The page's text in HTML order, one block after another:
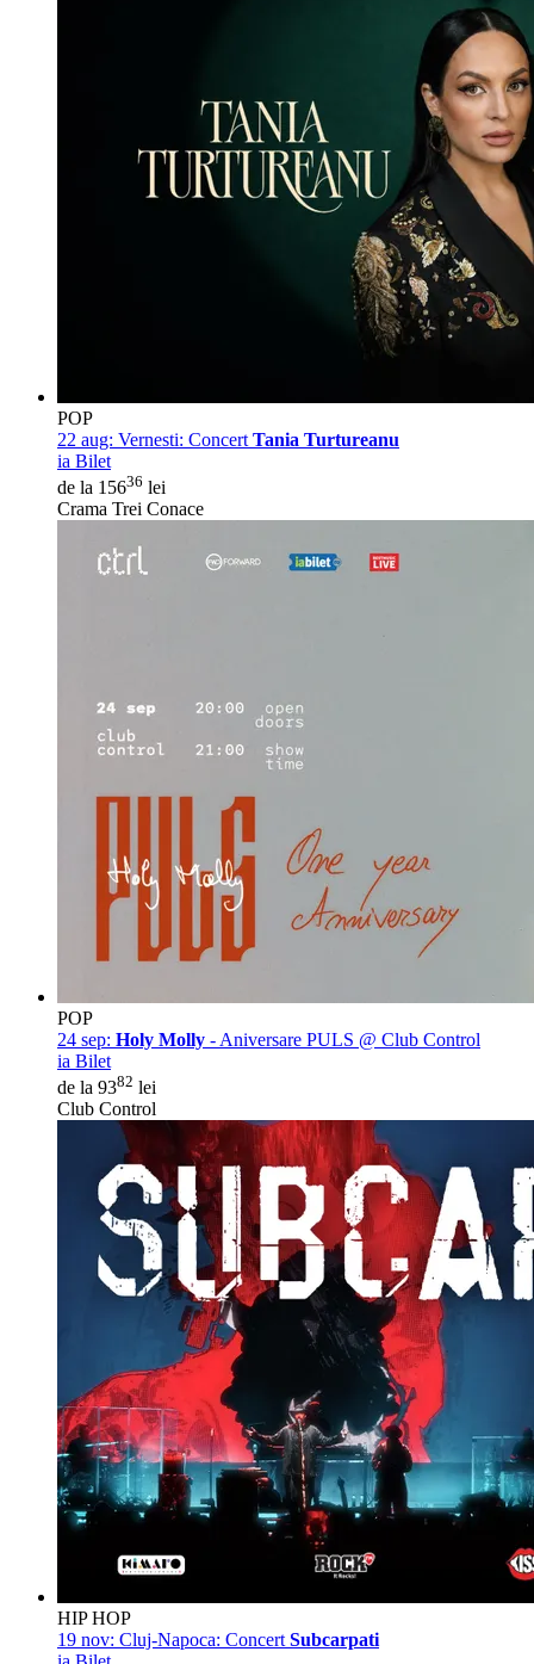
POP
22 aug: Vernesti: Concert Tania Turtureanu
ia Bilet
de la 15636 lei
Crama Trei Conace
POP
24 sep: Holy Molly - Aniversare PULS @ Club Control
ia Bilet
de la 9382 lei
Club Control
HIP HOP
19 nov: Cluj-Napoca: Concert Subcarpati